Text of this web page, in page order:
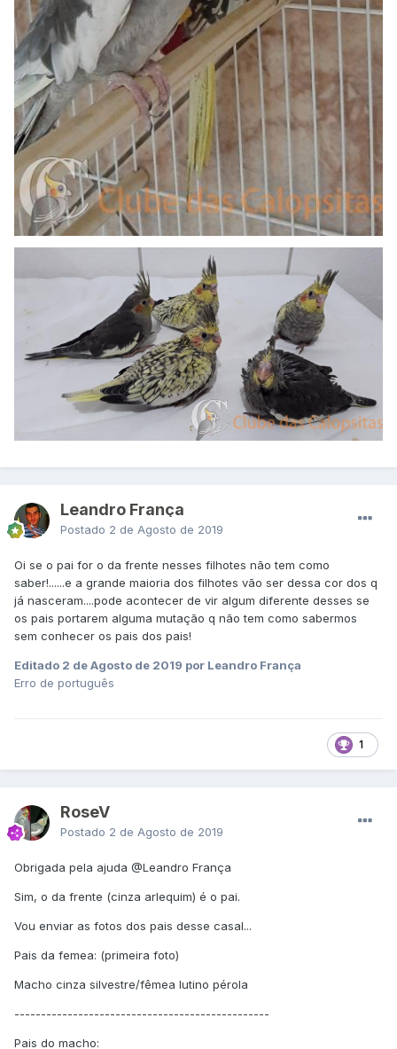
Leandro França
Postado 2 de Agosto de 2019
Oi se o pai for o da frente nesses filhotes não tem como
saber!......e a grande maioria dos filhotes vão ser dessa cor dos q
já nasceram....pode acontecer de vir algum diferente desses se
os pais portarem alguma mutação q não tem como sabermos
sem conhecer os pais dos pais!
Editado 2 de Agosto de 2019 por Leandro França
Erro de português
1
RoseV
Postado 2 de Agosto de 2019
Obrigada pela ajuda @Leandro França
Sim, o da frente (cinza arlequim) é o pai.
Vou enviar as fotos dos pais desse casal...
Pais da femea: (primeira foto)
Macho cinza silvestre/fêmea lutino pérola
------------------------------------------------
Pais do macho: